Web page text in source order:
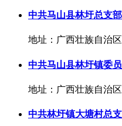
中共马山县林圩总支
地址：广西壮族自治
中共马山县林圩镇委
地址：广西壮族自治
中共林圩镇大塘村总